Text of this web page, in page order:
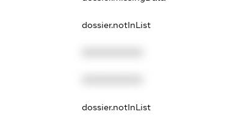
dossier.notInList
dossier.notInList